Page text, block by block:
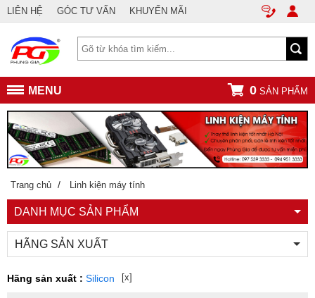
LIÊN HỆ GÓC TƯ VẤN KHUYẾN MÃI
MENU 0 SẢN PHẨM
Trang chủ / Linh kiện máy tính
DANH MỤC SẢN PHẨM
HÃNG SẢN XUẤT
Hãng sản xuất : Silicon [x]